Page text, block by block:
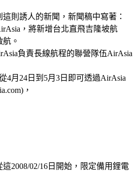
則誘人的新聞，新聞稿中寫著：
，將新增台北直飛吉隆坡航
。
負責長線航程的聯營隊伍AirAsia
4月24日到5月3日即可透過AirAsia
，
2008/02/16日開始，限定備用鋰電